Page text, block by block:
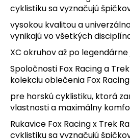
cyklistiku sa vyznačujú
vysokou kvalitou a
vynikajú vo všetkých
XC okruhov až po
Spoločnosti Fox Racing a
kolekciu oblečenia Fox
pre horskú cyklistiku, ktorá
vlastnosti a maximálny
Rukavice Fox Racing x Trek
cyklistiku sa vyznačujú
O
d
p
o
r